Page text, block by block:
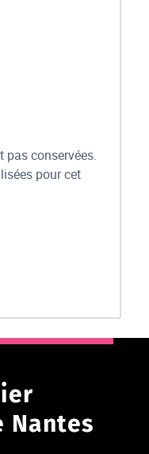
pas conservées.
pour cet
Nantes